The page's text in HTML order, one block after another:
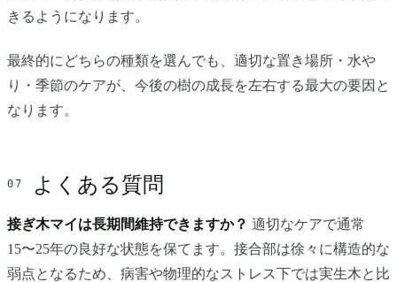
きるようになります。
最終的にどちらの種類を選んでも、適切な置き場所・水や
り・季節のケアが、今後の樹の成長を左右する最大の要因と
なります。
よくある質問
接ぎ木マイは長期間維持できますか？ 適切なケアで通常
15〜25年の良好な状態を保てます。接合部は徐々に構造的な
弱点となるため、病害や物理的なストレス下では実生木と比